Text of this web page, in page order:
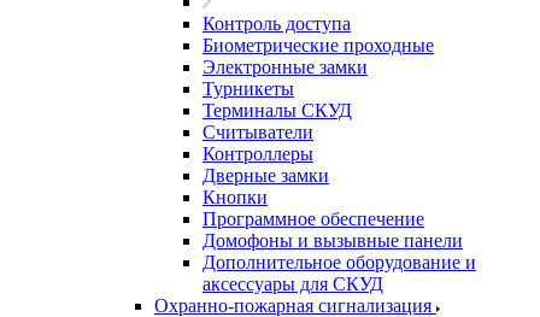
Контроль доступа
Биометрические проходные
Электронные замки
Турникеты
Терминалы СКУД
Считыватели
Контроллеры
Дверные замки
Кнопки
Программное обеспечение
Домофоны и вызывные панели
Дополнительное оборудование и
аксессуары для СКУД
Охранно-пожарная сигнализация